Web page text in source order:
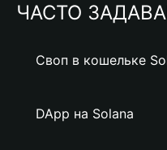
ЧАСТО
Своп в кошельке
DApp на Solana